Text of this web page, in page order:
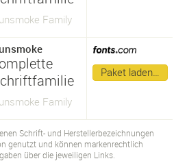
Family
Family
Paket laden…
Schrift- und Herstellerbezeichnungen
genutzt und können markenrechtlich
über die jeweiligen Links.